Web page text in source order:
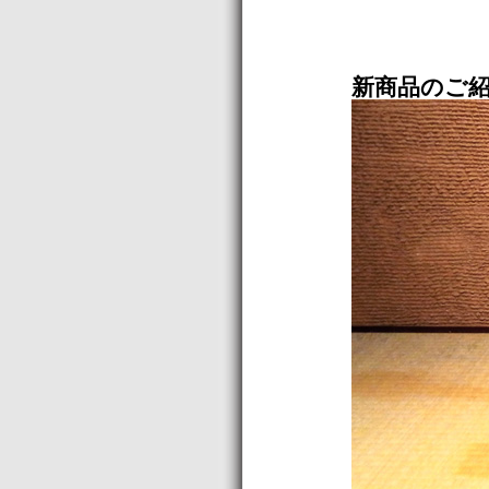
新商品のご